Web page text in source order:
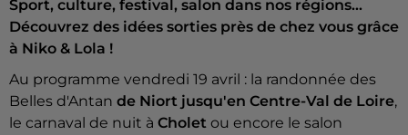
Sport, culture, festival, salon dans nos régions...
Découvrez des idées sorties près de chez vous grâce
à Niko & Lola !
Au programme vendredi 19 avril : la randonnée des
Belles d'Antan de Niort jusqu'en Centre-Val de Loire,
le carnaval de nuit à Cholet ou encore le salon